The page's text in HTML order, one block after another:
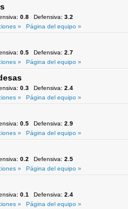
0.8 Defensiva: 3.2
»
Página del equipo »
0.5 Defensiva: 2.7
»
Página del equipo »
0.3 Defensiva: 2.4
»
Página del equipo »
0.5 Defensiva: 2.9
»
Página del equipo »
0.2 Defensiva: 2.5
»
Página del equipo »
0.1 Defensiva: 2.4
»
Página del equipo »